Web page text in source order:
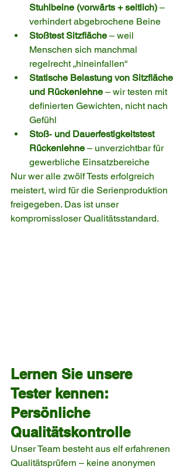
Stuhlbeine (vorwärts + seitlich) –
verhindert abgebrochene Beine
Stoßtest Sitzfläche – weil
Menschen sich manchmal
regelrecht „hineinfallen“
Statische Belastung von Sitzfläche
und Rückenlehne – wir testen mit
definierten Gewichten, nicht nach
Gefühl
Stoß‑ und Dauerfestigkeitstest
Rückenlehne – unverzichtbar für
gewerbliche Einsatzbereiche
Nur wer alle zwölf Tests erfolgreich
meistert, wird für die Serienproduktion
freigegeben. Das ist unser
kompromissloser Qualitätsstandard.
Lernen Sie unsere
Tester kennen:
Persönliche
Qualitätskontrolle
Unser Team besteht aus elf erfahrenen
Qualitätsprüfern – keine anonymen